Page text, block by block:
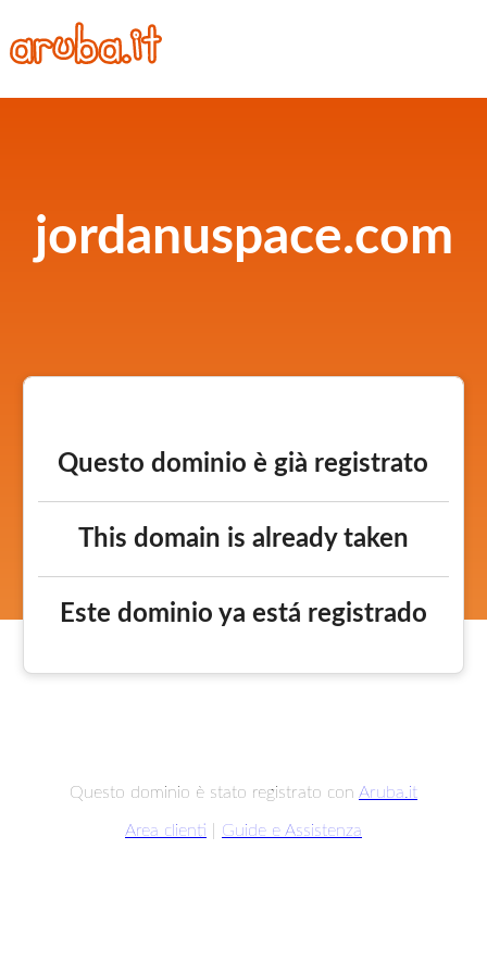
jordanuspace.com
Questo dominio è già registrato
This domain is already taken
Este dominio ya está registrado
Questo dominio è stato registrato con Aruba.it
Area clienti Guide e Assistenza